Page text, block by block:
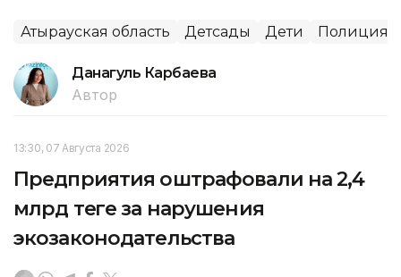
Атырауская область Детсады Дети Полиция
Данагуль Карбаева
Автор
13:30, 07 Августа 2026
Предприятия оштрафовали на 2,4
млрд теңге за нарушения
экозаконодательства